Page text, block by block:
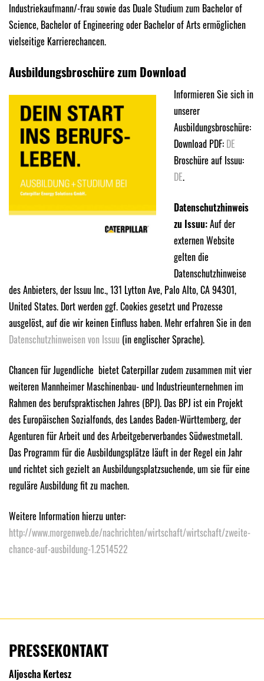
Industriekaufmann/-frau sowie das Duale Studium zum Bachelor of
Science, Bachelor of Engineering oder Bachelor of Arts ermöglichen
vielseitige Karrierechancen.
Ausbildungsbroschüre zum Download
Informieren Sie sich in
unserer
Ausbildungsbroschüre:
Download PDF: DE
Broschüre auf Issuu:
DE.
Datenschutzhinweis
zu Issuu:Auf der
externen Website
gelten die
Datenschutzhinweise
des Anbieters, der Issuu Inc., 131 Lytton Ave, Palo Alto, CA 94301,
United States. Dort werden ggf. Cookies gesetzt und Prozesse
ausgelöst, auf die wir keinen Einfluss haben. Mehr erfahren Sie in den
Datenschutzhinweisen von Issuu (in englischer Sprache).
Chancen für Jugendliche bietet Caterpillar zudem zusammen mit vier
weiteren Mannheimer Maschinenbau- und Industrieunternehmen im
Rahmen des berufspraktischen Jahres (BPJ). Das BPJ ist ein Projekt
des Europäischen Sozialfonds, des Landes Baden-Württemberg, der
Agenturen für Arbeit und des Arbeitgeberverbandes Südwestmetall.
Das Programm für die Ausbildungsplätze läuft in der Regel ein Jahr
und richtet sich gezielt an Ausbildungsplatzsuchende, um sie für eine
reguläre Ausbildung fit zu machen.
Weitere Information hierzu unter:
http://www.morgenweb.de/nachrichten/wirtschaft/wirtschaft/zweite-
chance-auf-ausbildung-1.2514522
PRESSEKONTAKT
Aljoscha Kertesz